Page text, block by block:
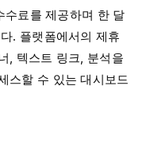
수료를 제공하며 한 달
. 플랫폼에서의 제휴
, 텍스트 링크, 분석을
스할 수 있는 대시보드